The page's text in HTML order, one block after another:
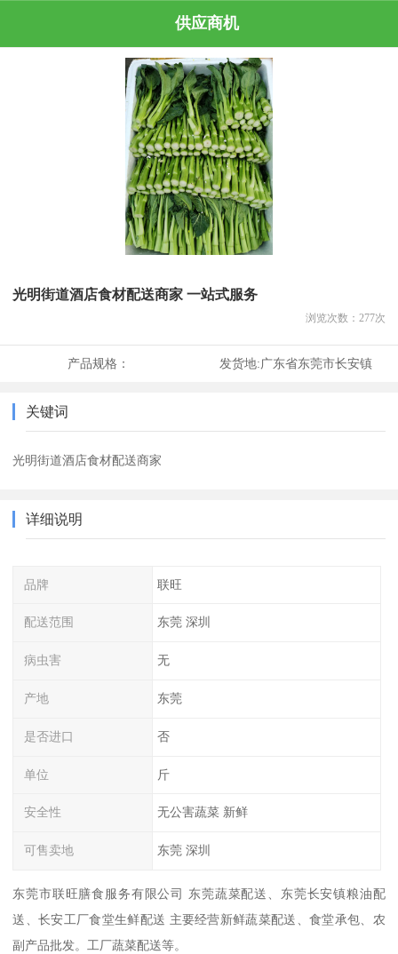
供应商机
光明街道酒店食材配送商家 一站式服务
浏览次数： 277次
产品规格： 发货地:广东省东莞市长安镇
关键词
光明街道酒店食材配送商家
详细说明
品牌 联旺
配送范围 东莞 深圳
病虫害 无
产地 东莞
是否进口 否
单位 斤
安全性 无公害蔬菜 新鲜
可售卖地 东莞 深圳
东莞市联旺膳食服务有限公司 东莞蔬菜配送、东莞长安镇粮油配
送、长安工厂食堂生鲜配送 主要经营新鲜蔬菜配送、食堂承包、农
副产品批发。工厂蔬菜配送等。